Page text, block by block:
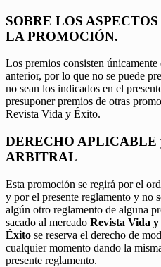
SOBRE LOS
LA PROMOCIÓN.
Los premios consisten
anterior, por lo que no se puede
no sean los indicados en el
presuponer premios de otras
Revista Vida y Éxito.
DERECHO APLICABLE
ARBITRAL
Esta promoción se regirá por el
y por el presente reglamento y no
algún otro reglamento de alguna
sacado al mercado Revista Vida
Éxito se reserva el derecho de
cualquier momento dando la
presente reglamento.